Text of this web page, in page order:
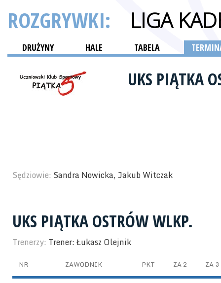
ROZGRYWKI: LIGA
DRUŻYNY HALE TABELA
UKS PIĄTKA
Sędziowie: Sandra Nowicka, Jakub Witczak
UKS PIĄTKA OSTRÓW WLKP.
Trenerzy: Trener: Łukasz Olejnik
NR ZAWODNIK PKT ZA 2 ZA 3